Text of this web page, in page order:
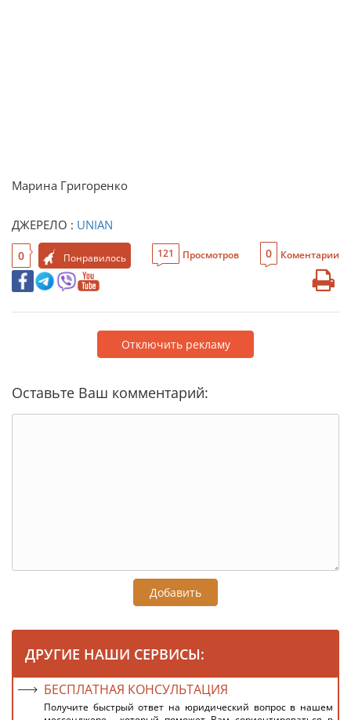
Марина Григоренко
ДЖЕРЕЛО : UNIAN
0 Понравилось 121 Просмотров 0 Коментарии
Отключить рекламу
Оставьте Ваш комментарий:
Добавить
ДРУГИЕ НАШИ СЕРВИСЫ:
БЕСПЛАТНАЯ КОНСУЛЬТАЦИЯ
Получите быстрый ответ на юридический вопрос в нашем